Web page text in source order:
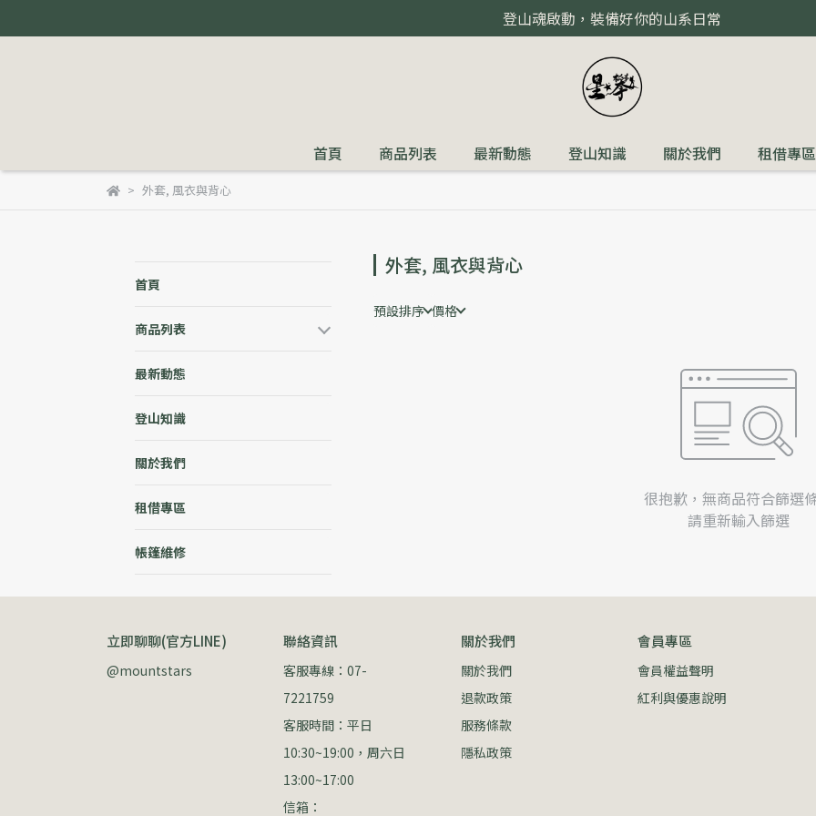
登山魂啟動，裝備好你的山系日常
首頁 商品列表 最新動態 登山知識 關於我們 租借專區
外套, 風衣與背心
首頁
商品列表
最新動態
登山知識
關於我們
租借專區
帳篷維修
外套, 風衣與背心
預設排序 價格
很抱歉，無商品符合篩選
請重新輸入篩選
立即聊聊(官方LINE)
@mountstars
聯絡資訊
客服專線：07-
7221759
客服時間：平日
10:30~19:00，周六日
13:00~17:00
信箱：
關於我們
關於我們
退款政策
服務條款
隱私政策
會員專區
會員權益聲明
紅利與優惠說明